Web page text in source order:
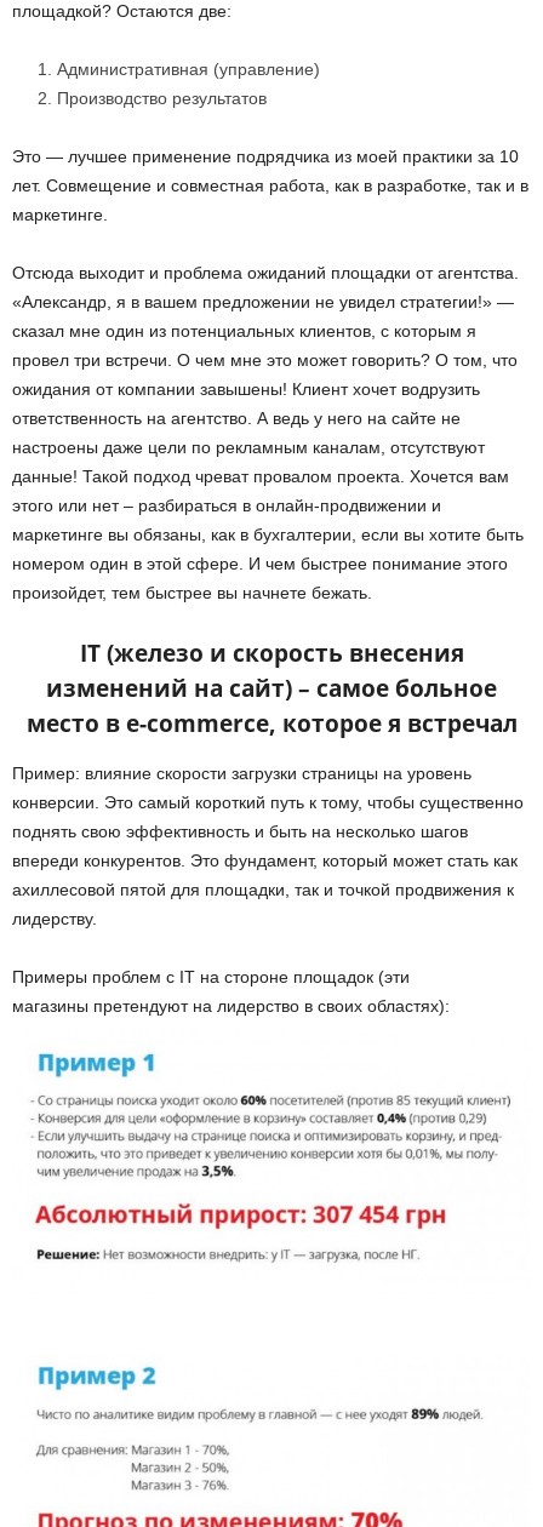
площадкой? Остаются две:
Административная (управление)
Производство результатов
Это — лучшее применение подрядчика из моей практики за 10
лет. Совмещение и совместная работа, как в разработке, так и в
маркетинге.
Отсюда выходит и проблема ожиданий площадки от агентства.
«Александр, я в вашем предложении не увидел стратегии!» —
сказал мне один из потенциальных клиентов, с которым я
провел три встречи. О чем мне это может говорить? О том, что
ожидания от компании завышены! Клиент хочет водрузить
ответственность на агентство. А ведь у него на сайте не
настроены даже цели по рекламным каналам, отсутствуют
данные! Такой подход чреват провалом проекта. Хочется вам
этого или нет – разбираться в онлайн-продвижении и
маркетинге вы обязаны, как в бухгалтерии, если вы хотите быть
номером один в этой сфере. И чем быстрее понимание этого
произойдет, тем быстрее вы начнете бежать.
IT (железо и скорость внесения
изменений на сайт) – самое больное
место в e-commerce, которое я встречал
Пример: влияние скорости загрузки страницы на уровень
конверсии. Это самый короткий путь к тому, чтобы существенно
поднять свою эффективность и быть на несколько шагов
впереди конкурентов. Это фундамент, который может стать как
ахиллесовой пятой для площадки, так и точкой продвижения к
лидерству.
Примеры проблем с IT на стороне площадок (эти
магазины претендуют на лидерство в своих областях):